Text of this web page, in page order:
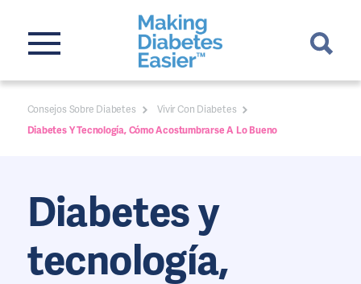
Consejos Sobre Diabetes
Vivir Con Diabetes
Diabetes Y Tecnología, Cómo Acostumbrarse A Lo Bueno
Diabetes y
tecnología,